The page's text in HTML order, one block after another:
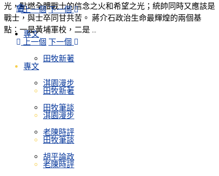
上一個 下一個
專文
田牧新著
淇園漫步
田牧筆談
老陳時評
胡平論政
會
上一個 下一個
專文
田牧新著
淇園漫步
田牧筆談
老陳時評
光，點燃全體戰士的信念之火和希望之光；統帥同時又應該是
戰士，與士卒同甘共苦。 蔣介石政治生命最輝煌的兩個基
點：一是黃埔軍校，二是 ...